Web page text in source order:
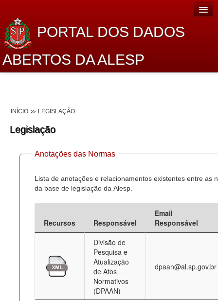
PORTAL DOS DADOS
ABERTOS DA ALESP
Dados Abertos Alesp
Lei de Acesso à Informação
Dados Governamentais Abertos
Planejamento
Deputados Estaduais
Legislação
INÍCIO LEGISLAÇÃO
Legislação
Anotações das Normas
Lista de anotações e relacionamentos existentes entre as
da base de legislação da Alesp.
Recursos Responsável
Email
Responsável
Divisão de
Pesquisa e
Atualização
de Atos
Normativos
(DPAAN)
dpaan@al.sp.gov.br